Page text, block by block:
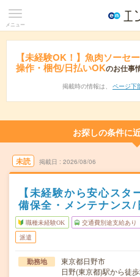
メニュー
【未経験OK！】魚肉ソーセ
操作・梱包/日払いOKのお仕事
掲載時の情報は、 ページ下
お探しの条件に
未読 掲載日 2026/08/06
【未経験から安心ス
備保全・メンテナンス/
職種未経験OK 交通費別途支給あり
派遣
勤務地
東京都日野市
日野(東京都)駅から徒